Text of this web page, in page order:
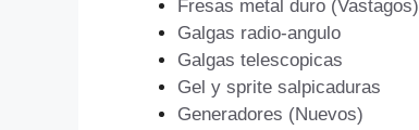
Fresas metal duro (Vastagos)
Galgas radio-angulo
Galgas telescopicas
Gel y sprite salpicaduras
Generadores (Nuevos)